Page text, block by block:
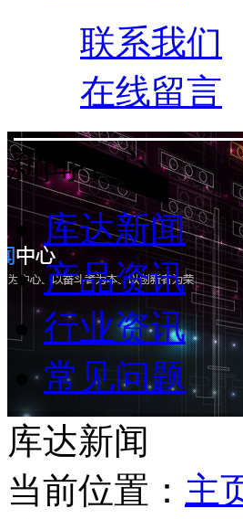
联系我们
在线留言
新闻中心
库达新闻
产品资讯
行业资讯
常见问题
库达新闻
当前位置： 主